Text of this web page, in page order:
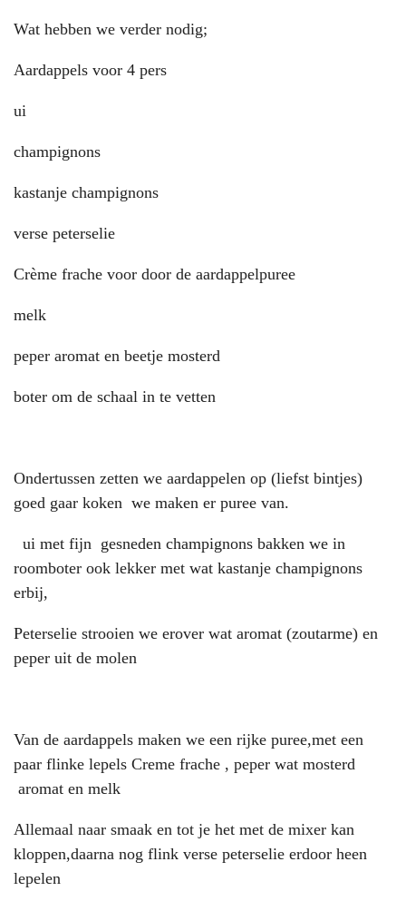
Wat hebben we verder nodig;
Aardappels voor 4 pers
ui
champignons
kastanje champignons
verse peterselie
Crème frache voor door de aardappelpuree
melk
peper aromat en beetje mosterd
boter om de schaal in te vetten
Ondertussen zetten we aardappelen op (liefst bintjes)
goed gaar koken we maken er puree van.
ui met fijn gesneden champignons bakken we in
roomboter ook lekker met wat kastanje champignons
erbij,
Peterselie strooien we erover wat aromat (zoutarme) en
peper uit de molen
Van de aardappels maken we een rijke puree,met een
paar flinke lepels Creme frache , peper wat mosterd
aromat en melk
Allemaal naar smaak en tot je het met de mixer kan
kloppen,daarna nog flink verse peterselie erdoor heen
lepelen